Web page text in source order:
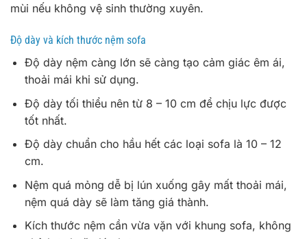
mùi nếu không vệ sinh thường xuyên.
Độ dày và kích thước nệm sofa
Độ dày nệm càng lớn sẽ càng tạo cảm giác êm ái,
thoải mái khi sử dụng.
Độ dày tối thiểu nên từ 8 – 10 cm để chịu lực được
tốt nhất.
Độ dày chuẩn cho hầu hết các loại sofa là 10 – 12
cm.
Nệm quá mỏng dễ bị lún xuống gây mất thoải mái,
nệm quá dày sẽ làm tăng giá thành.
Kích thước nệm cần vừa vặn với khung sofa, không